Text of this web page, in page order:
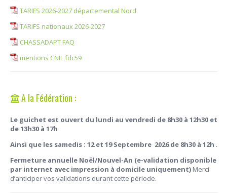
TARIFS 2026-2027 départemental Nord
TARIFS nationaux 2026-2027
CHASSADAPT FAQ
mentions CNIL fdc59
A la Fédération :
Le guichet est ouvert du lundi au vendredi de 8h30 à 12h30 et
de 13h30 à 17h
Ainsi que les samedis : 12 et 19 Septembre 2026 de 8h30 à 12h .
Fermeture annuelle Noël/Nouvel-An (e-validation disponible
par internet avec impression à domicile uniquement) Merci
d’anticiper vos validations durant cette période.